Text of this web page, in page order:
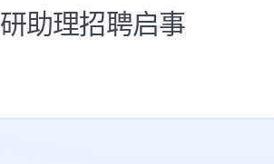
助理招聘启事